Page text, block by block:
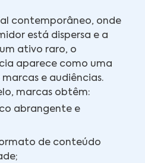
contemporâneo, onde
está dispersa e a
ativo raro, o
aparece como uma
e audiências.
marcas obtêm:
abrangente e
de conteúdo